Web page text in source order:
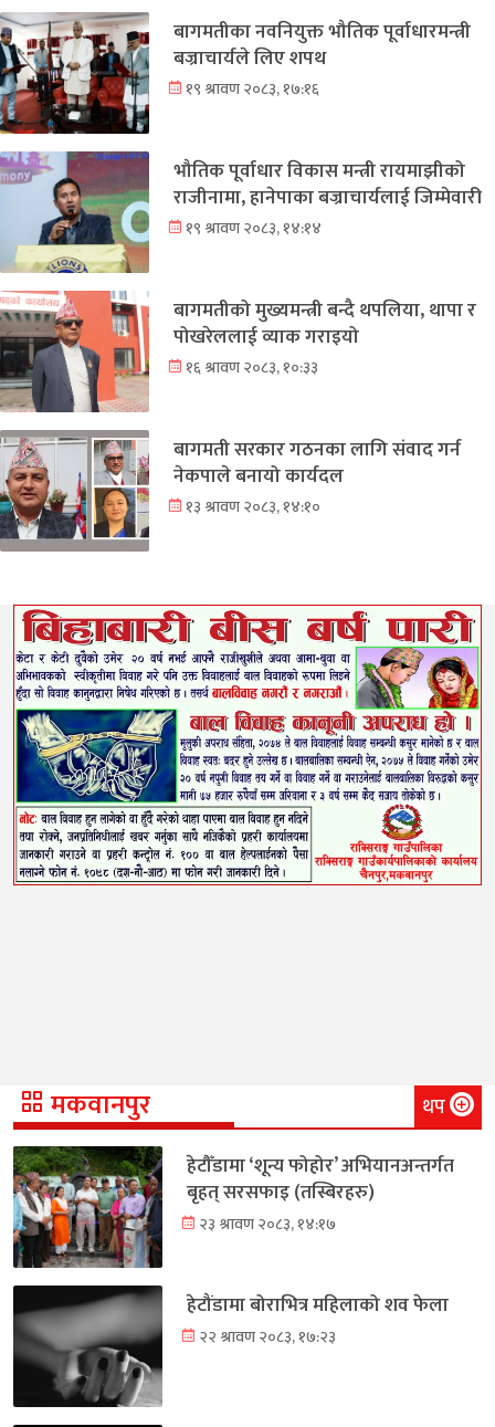
बागमतीका नवनियुक्त भौतिक पूर्वाधारमन्त्री
बज्राचार्यले लिए शपथ
१९ श्रावण २०८३, १७:१६
भौतिक पूर्वाधार विकास मन्त्री रायमाझीको
राजीनामा, हानेपाका बज्राचार्यलाई जिम्मेवारी
१९ श्रावण २०८३, १४:१४
बागमतीको मुख्यमन्त्री बन्दै थपलिया, थापा र
पोखरेललाई व्याक गराइयो
१६ श्रावण २०८३, १०:३३
बागमती सरकार गठनका लागि संवाद गर्न
नेकपाले बनायो कार्यदल
१३ श्रावण २०८३, १४:१०
मकवानपुर थप
हेटौँडामा ‘शून्य फोहोर’ अभियानअन्तर्गत
बृहत् सरसफाइ (तस्बिरहरु)
२३ श्रावण २०८३, १४:१७
हेटौंडामा बोराभित्र महिलाको शव फेला
२२ श्रावण २०८३, १७:२३